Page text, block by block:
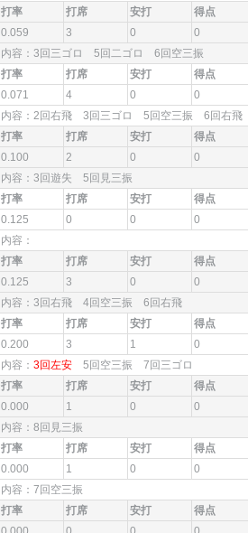
打率 打席 安打 得点
0.059 3 0 0
内容：3回三ゴロ 5回二ゴロ 6回空三振
打率 打席 安打 得点
0.071 4 0 0
内容：2回右飛 3回三ゴロ 5回空三振 6回右飛
打率 打席 安打 得点
0.100 2 0 0
内容：3回遊失 5回見三振
打率 打席 安打 得点
0.125 0 0 0
内容：
打率 打席 安打 得点
0.125 3 0 0
内容：3回右飛 4回空三振 6回右飛
打率 打席 安打 得点
0.200 3 1 0
内容： 3回左安 5回空三振 7回三ゴロ
打率 打席 安打 得点
0.000 1 0 0
内容：8回見三振
打率 打席 安打 得点
0.000 1 0 0
内容：7回空三振
打率 打席 安打 得点